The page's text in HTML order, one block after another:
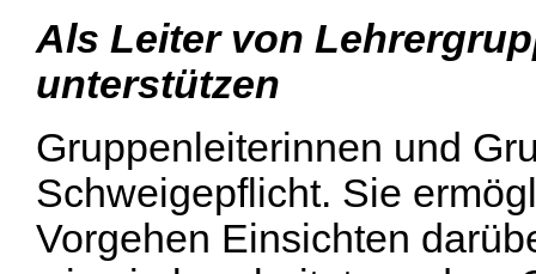
Als Leiter von
unterstützen
Gruppenleiterinnen und
Schweigepflicht. Sie
Vorgehen Einsichten